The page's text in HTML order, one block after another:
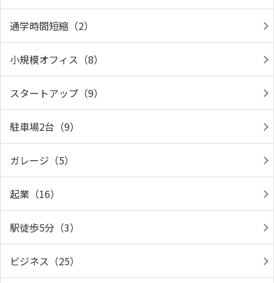
通学時間短縮（2）
小規模オフィス（8）
スタートアップ（9）
駐車場2台（9）
ガレージ（5）
起業（16）
駅徒歩5分（3）
ビジネス（25）